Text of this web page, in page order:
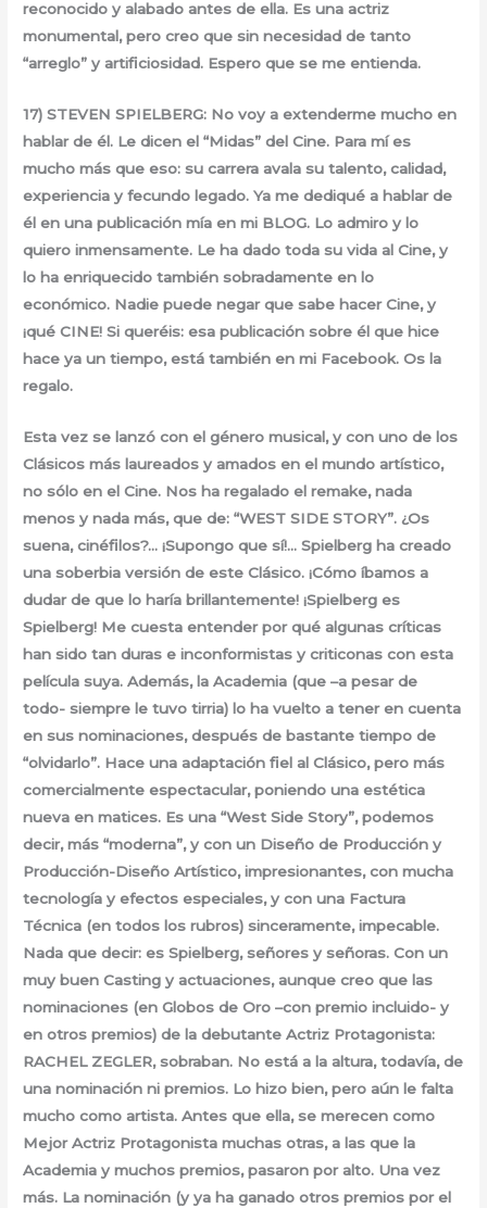
reconocido y alabado antes de ella. Es una actriz
monumental, pero creo que sin necesidad de tanto
“arreglo” y artificiosidad. Espero que se me entienda.
17) STEVEN SPIELBERG: No voy a extenderme mucho en
hablar de él. Le dicen el “Midas” del Cine. Para mí es
mucho más que eso: su carrera avala su talento, calidad,
experiencia y fecundo legado. Ya me dediqué a hablar de
él en una publicación mía en mi BLOG. Lo admiro y lo
quiero inmensamente. Le ha dado toda su vida al Cine, y
lo ha enriquecido también sobradamente en lo
económico. Nadie puede negar que sabe hacer Cine, y
¡qué CINE! Si queréis: esa publicación sobre él que hice
hace ya un tiempo, está también en mi Facebook. Os la
regalo.
Esta vez se lanzó con el género musical, y con uno de los
Clásicos más laureados y amados en el mundo artístico,
no sólo en el Cine. Nos ha regalado el remake, nada
menos y nada más, que de: “WEST SIDE STORY”. ¿Os
suena, cinéfilos?… ¡Supongo que sí!… Spielberg ha creado
una soberbia versión de este Clásico. ¡Cómo íbamos a
dudar de que lo haría brillantemente! ¡Spielberg es
Spielberg! Me cuesta entender por qué algunas críticas
han sido tan duras e inconformistas y criticonas con esta
película suya. Además, la Academia (que –a pesar de
todo- siempre le tuvo tirria) lo ha vuelto a tener en cuenta
en sus nominaciones, después de bastante tiempo de
“olvidarlo”. Hace una adaptación fiel al Clásico, pero más
comercialmente espectacular, poniendo una estética
nueva en matices. Es una “West Side Story”, podemos
decir, más “moderna”, y con un Diseño de Producción y
Producción-Diseño Artístico, impresionantes, con mucha
tecnología y efectos especiales, y con una Factura
Técnica (en todos los rubros) sinceramente, impecable.
Nada que decir: es Spielberg, señores y señoras. Con un
muy buen Casting y actuaciones, aunque creo que las
nominaciones (en Globos de Oro –con premio incluido- y
en otros premios) de la debutante Actriz Protagonista:
RACHEL ZEGLER, sobraban. No está a la altura, todavía, de
una nominación ni premios. Lo hizo bien, pero aún le falta
mucho como artista. Antes que ella, se merecen como
Mejor Actriz Protagonista muchas otras, a las que la
Academia y muchos premios, pasaron por alto. Una vez
más. La nominación (y ya ha ganado otros premios por el